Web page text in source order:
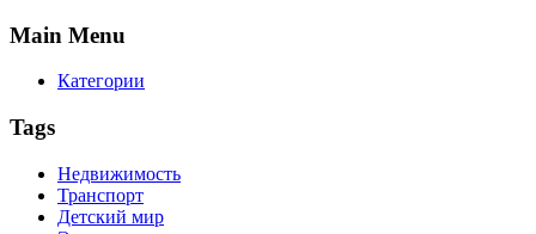
Main Menu
Категории
Tags
Недвижимость
Транспорт
Детский мир